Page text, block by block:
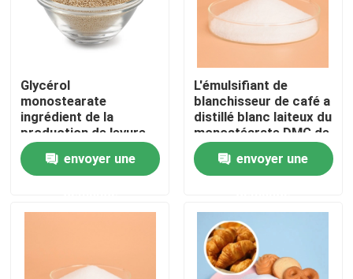
Maison
Produits
Exposition de VR
Glycérol
monostearate
ingrédient de la
production de levure
sèche pour produits
de boulangerie
envoyer une
L'émulsifiant de
blanchisseur de café a
distillé blanc laiteux du
monostéarate DMG de
glycérol
envoyer une